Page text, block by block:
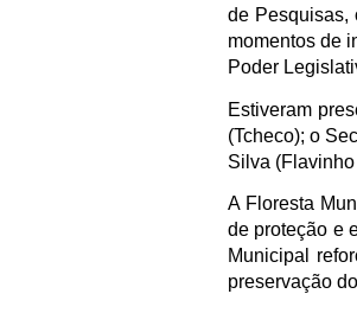
de Pesquisas,
momentos de
Poder
Estiveram
(Tcheco); o
Silva
A Floresta
de proteção e
Municipal
preservação